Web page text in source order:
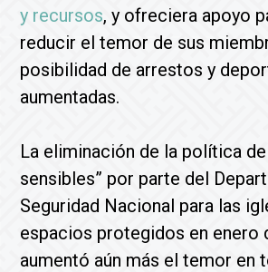
y recursos, y ofreciera apoyo
reducir el temor de sus
posibilidad de arrestos y
aumentadas.
La eliminación de la política de
sensibles” por parte del
Seguridad Nacional para las
espacios protegidos en enero
aumentó aún más el temor en